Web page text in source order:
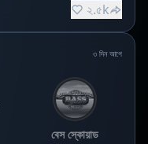
২.৫k
৩ দিন আগে
বেস স্কোয়াড